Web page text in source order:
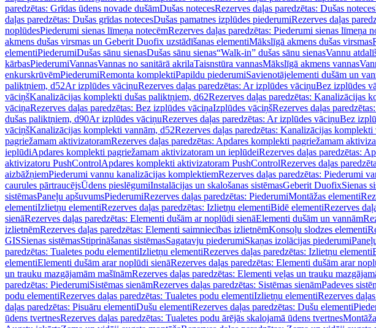
paredzētas: Grīdas ūdens novade dušāmDušas notecesRezerves daļas paredzētas: Dušas noteces
daļas paredzētas: Dušas grīdas notecesDušas pamatnes izplūdes piederumiRezerves daļas
noplūdesPiederumi sienas līmeņa notecēmRezerves daļas paredzētas: Piederumi sienas līmeņa
akmens dušas virsmas un Geberit Duofix uzstādīšanas elementiMākslīgā akmens dušas virsmas
elementiPiederumiDušas sānu sienasDušas sānu sienas“Walk-in” dušas sānu sienasVannu
kārbasPiederumiVannasVannas no sanitārā akrilaTaisnstūra vannasMākslīgā akmens vannas
enkurskrūvēmPiederumiRemonta komplektiPapildu piederumiSavienotājelementi dušām un
paliktņiem, d52Ar izplūdes vāciņuRezerves daļas paredzētas: Ar izplūdes vāciņuBez izplūdes
vāciņšKanalizācijas komplekti dušas paliktņiem, d62Rezerves daļas paredzētas: Kanalizācijas
vāciņaRezerves daļas paredzētas: Bez izplūdes vāciņaIzplūdes vāciņšRezerves daļas
dušas paliktņiem, d90Ar izplūdes vāciņuRezerves daļas paredzētas: Ar izplūdes vāciņuBez
vāciņšKanalizācijas komplekti vannām, d52Rezerves daļas paredzētas: Kanalizācijas komplekti
pagriežamam aktivizatoramRezerves daļas paredzētas: Apdares komplekti pagriežamam
ieplūdiApdares komplekti pagriežamam aktivizatoram un ieplūdeiRezerves daļas paredzētas:
aktivizatoru PushControlApdares komplekti aktivizatoram PushControlRezerves daļas
aizbāžņiemPiederumi vannu kanalizācijas komplektiemRezerves daļas paredzētas: Piederumi
caurules pārtraucējsŪdens pieslēgumiInstalācijas un skalošanas sistēmasGeberit DuofixSienas
sistēmasPaneļu apšuvumsPiederumiRezerves daļas paredzētas: PiederumiMontāžas elementi
elementiIzlietņu elementiRezerves daļas paredzētas: Izlietņu elementiBidē elementiRezerves
sienāRezerves daļas paredzētas: Elementi dušām ar noplūdi sienāElementi dušām un vannām
izlietnēmRezerves daļas paredzētas: Elementi saimniecības izlietnēmKonsoļu slodzes elementi
GISSienas sistēmasStiprināšanas sistēmasSagatavju piederumiSkaņas izolācijas piederumi
paredzētas: Tualetes podu elementiIzlietņu elementiRezerves daļas paredzētas: Izlietņu elementi
elementiElementi dušām arar noplūdi sienāRezerves daļas paredzētas: Elementi dušām arar
un trauku mazgājamām mašīnāmRezerves daļas paredzētas: Elementi veļas un trauku
paredzētas: PiederumiSistēmas sienāmRezerves daļas paredzētas: Sistēmas sienāmPadeves
podu elementiRezerves daļas paredzētas: Tualetes podu elementiIzlietņu elementiRezerves
daļas paredzētas: Pisuāru elementiDušu elementiRezerves daļas paredzētas: Dušu elementi
ūdens tvertnesRezerves daļas paredzētas: Tualetes podu ārējās skalojamā ūdens tvertnes